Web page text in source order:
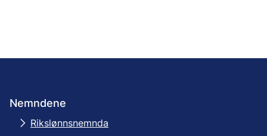
Nemndene
Rikslønnsnemnda